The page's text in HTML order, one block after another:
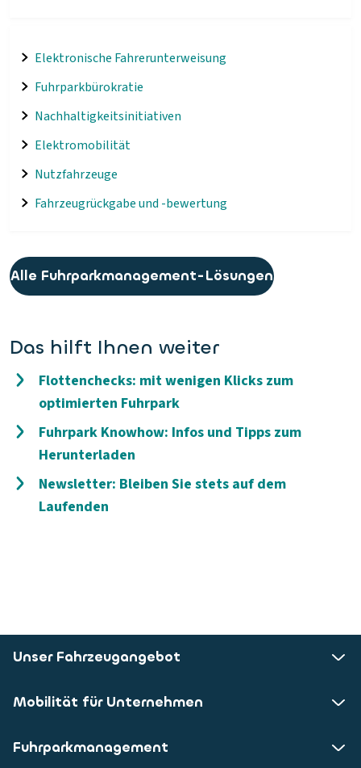
Elektronische Fahrerunterweisung
Fuhrparkbürokratie
Nachhaltigkeitsinitiativen
Elektromobilität
Nutzfahrzeuge
Fahrzeugrückgabe und -bewertung
Alle Fuhrparkmanagement-Lösungen
Das hilft Ihnen weiter
Flottenchecks: mit wenigen Klicks zum
optimierten Fuhrpark
Fuhrpark Knowhow: Infos und Tipps zum
Herunterladen
Newsletter: Bleiben Sie stets auf dem
Laufenden
Unser Fahrzeugangebot
Mobilität für Unternehmen
Fuhrparkmanagement